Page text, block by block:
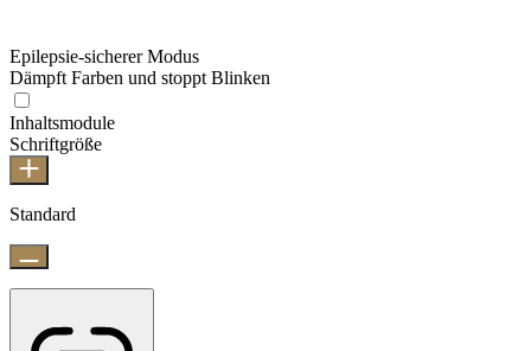
Epilepsie-sicherer Modus
Dämpft Farben und stoppt Blinken
Inhaltsmodule
Schriftgröße
Standard